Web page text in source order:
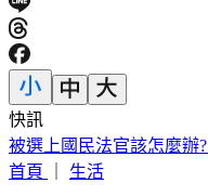
快訊
IU無預警召喚前男友 韓
首頁
生活